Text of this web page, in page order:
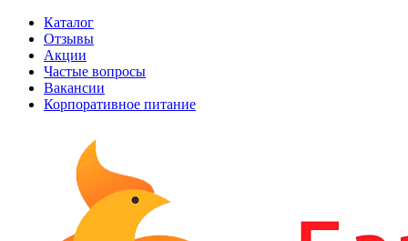
Каталог
Отзывы
Акции
Частые вопросы
Вакансии
Корпоративное питание